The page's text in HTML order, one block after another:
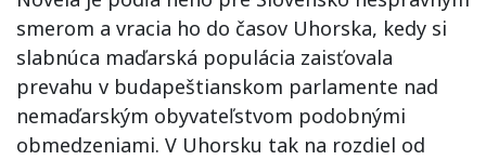
smerom a vracia ho do časov Uhorska, kedy si
slabnúca maďarská populácia zaisťovala
prevahu v budapeštianskom parlamente nad
nemaďarským obyvateľstvom podobnými
obmedzeniami. V Uhorsku tak na rozdiel od